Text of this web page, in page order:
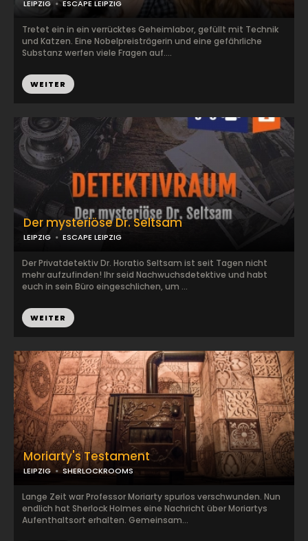
LEIPZIG ESCAPE LEIPZIG
Tretet ein in ein verrücktes Geheimlabor, gefüllt mit Technik
und Katzen. Eine Nobelpreisträgerin und eine gefährliche
Substanz werfen viele Fragen auf....
WEITER
Der mysteriöse Dr. Seltsam
LEIPZIG ESCAPE LEIPZIG
Der Privatdetektiv Dr. Horatio Seltsam ist seit Tagen nicht
mehr aufzufinden! Ihr seid Nachwuchsdetektive und habt
euch in sein Büro eingeschlichen, um ...
WEITER
Moriarty's Testament
LEIPZIG SHERLOCKROOMS
Lange Zeit war Professor Moriarty spurlos verschwunden. Nun
endlich hat Sherlock Holmes eine Nachricht über Moriartys
Aufenthaltsort erhalten. Gemeinsam...